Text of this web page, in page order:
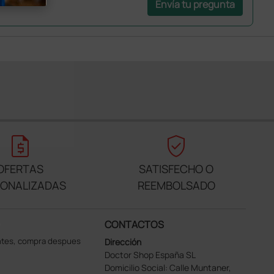
Envía tu pregunta
request_quote verified_user
SATISFECHO O
REEMBOLSADO
compra despues
CONTACTOS
Dirección
Doctor Shop España SL
Domicilio Social: Calle Muntaner,